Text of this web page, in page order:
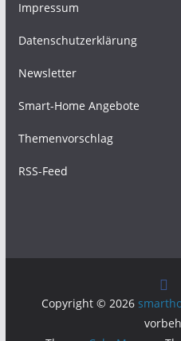
Impressum
Datenschutzerklärung
Newsletter
Smart-Home Angebote
Themenvorschlag
RSS-Feed
Copyright © 2026